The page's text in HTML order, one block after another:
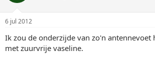
6 jul 2012
Ik zou de onderzijde van zo'n antennevoet
met zuurvrije vaseline.